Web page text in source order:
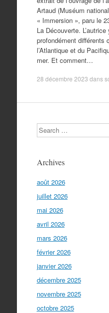
Artaud (Muséum
« Immersion », paru le
La Découverte.
profondément différents
l’Atlantique et du
mer. Et comment…
28 décembre 2023 dans
Search
Archives
août 2026
juillet 2026
mai 2026
avril 2026
mars 2026
février 2026
janvier 2026
décembre 2025
novembre 2025
octobre 2025